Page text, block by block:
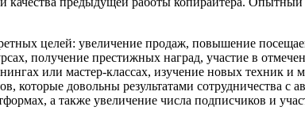
целей: увеличение продаж, повышение
получение престижных наград, участие в
или мастер-классах, изучение новых техник и
довольны результатами сотрудничества с
а также увеличение числа подписчиков и